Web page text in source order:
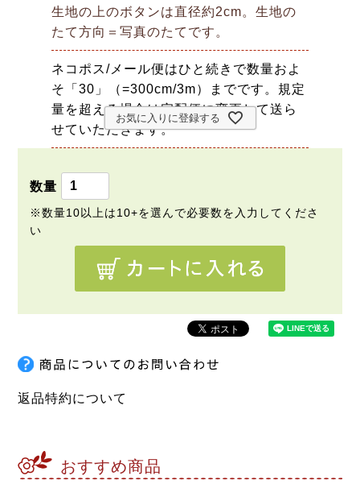
生地の上のボタンは直径約2cm。生地の
たて方向＝写真のたてです。
ネコポス/メール便はひと続きで数量およ
そ「30」（=300cm/3m）までです。規定
量を超える場合は宅配便に変更して送ら
せていただきます。
お気に入りに登録する
返品特約について
おすすめ商品